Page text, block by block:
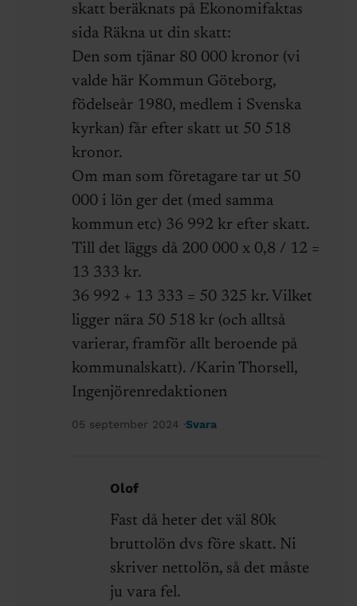
skatt beräknats på Ekonomifaktas
sida Räkna ut din skatt:
Den som tjänar 80 000 kronor (vi
valde här Kommun Göteborg,
födelseår 1980, medlem i Svenska
kyrkan) får efter skatt ut 50 518
kronor.
Om man som företagare tar ut 50
000 i lön ger det (med samma
kommun etc) 36 992 kr efter skatt.
Till det läggs då 200 000 x 0,8 / 12 =
13 333 kr.
36 992 + 13 333 = 50 325 kr. Vilket
ligger nära 50 518 kr (och alltså
varierar, framför allt beroende på
kommunalskatt). /Karin Thorsell,
Ingenjörenredaktionen
05 september 2024 Svara
Olof
Fast då heter det väl 80k
bruttolön dvs före skatt. Ni
skriver nettolön, så det måste
ju vara fel.